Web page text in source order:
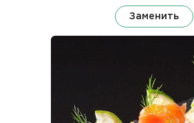
Заменить